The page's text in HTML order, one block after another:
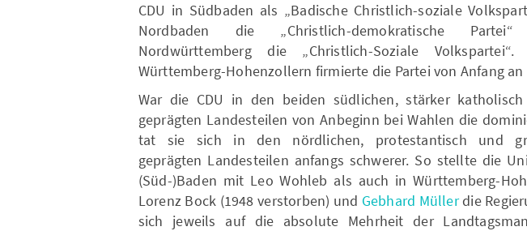
CDU in Südbaden als „Badische Christlich-soziale
Nordbaden die „Christlich-demokratische
Nordwürttemberg die „Christlich-Soziale
Württemberg-Hohenzollern firmierte die Partei von Anfang an
War die CDU in den beiden südlichen, stärker
geprägten Landesteilen von Anbeginn bei Wahlen die
tat sie sich in den nördlichen, protestantisch und
geprägten Landesteilen anfangs schwerer. So stellte die
(Süd-)Baden mit Leo Wohleb als auch in Württemberg-
Lorenz Bock (1948 verstorben) und Gebhard Müllerdie
sich jeweils auf die absolute Mehrheit der